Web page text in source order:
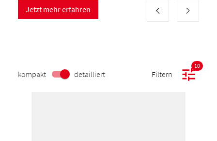
Jetzt mehr erfahren
kompakt detailliert Filtern
10